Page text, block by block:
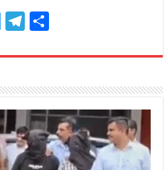
T
itt
r
T
e
ra
m
ar